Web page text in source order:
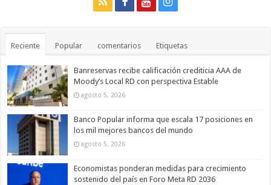
Reciente Popular comentarios Etiquetas
Banreservas recibe calificación crediticia AAA de
Moody’s Local RD con perspectiva Estable
agosto 5, 2026
Banco Popular informa que escala 17 posiciones en
los mil mejores bancos del mundo
agosto 5, 2026
Economistas ponderan medidas para crecimiento
sostenido del país en Foro Meta RD 2036